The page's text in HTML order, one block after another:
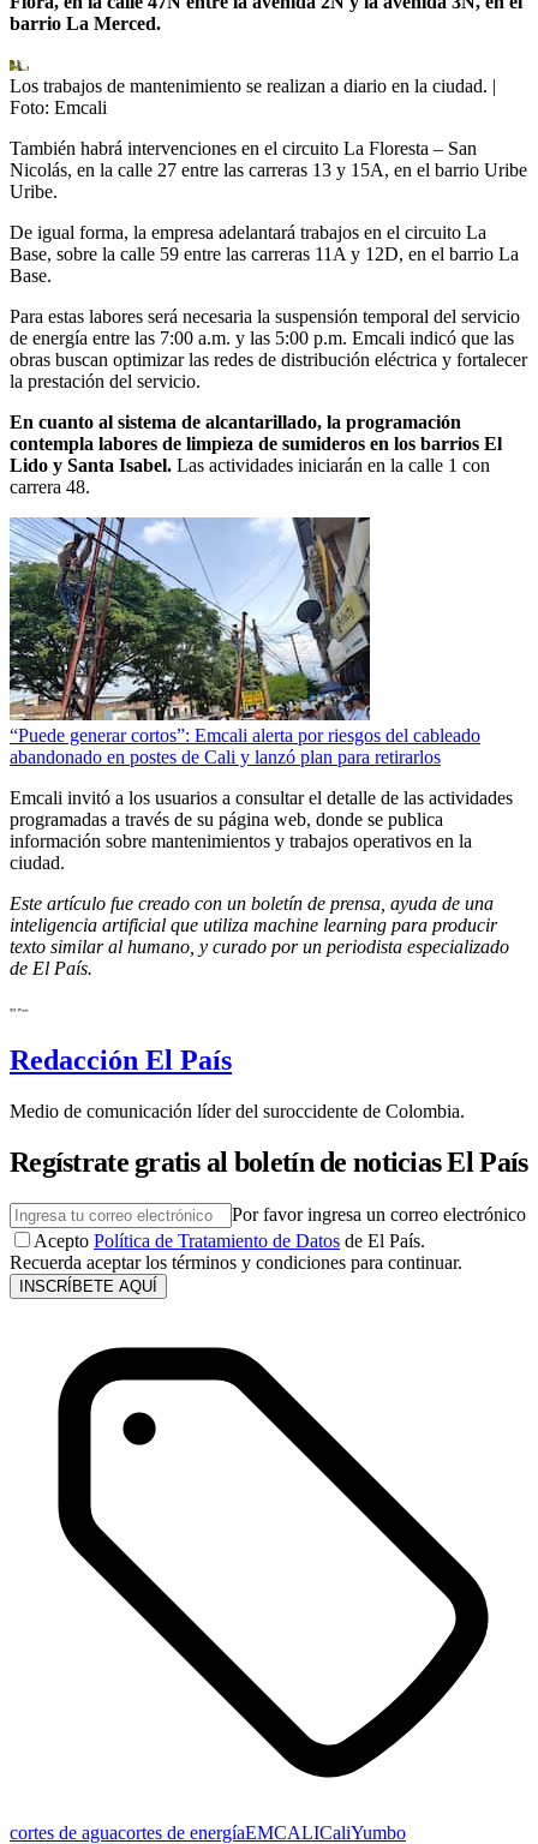
barrio La Merced.
Los trabajos de mantenimiento se realizan a diario en la ciudad. |
Foto: Emcali
También habrá intervenciones en el circuito La Floresta – San
Nicolás, en la calle 27 entre las carreras 13 y 15A, en el barrio Uribe
Uribe.
De igual forma, la empresa adelantará trabajos en el circuito La
Base, sobre la calle 59 entre las carreras 11A y 12D, en el barrio La
Base.
Para estas labores será necesaria la suspensión temporal del servicio
de energía entre las 7:00 a.m. y las 5:00 p.m. Emcali indicó que las
obras buscan optimizar las redes de distribución eléctrica y fortalecer
la prestación del servicio.
En cuanto al sistema de alcantarillado, la programación
contempla labores de limpieza de sumideros en los barrios El
Lido y Santa Isabel. Las actividades iniciarán en la calle 1 con
carrera 48.
“Puede generar cortos”: Emcali alerta por riesgos del cableado
abandonado en postes de Cali y lanzó plan para retirarlos
Emcali invitó a los usuarios a consultar el detalle de las actividades
programadas a través de su página web, donde se publica
información sobre mantenimientos y trabajos operativos en la
ciudad.
Este artículo fue creado con un boletín de prensa, ayuda de una
inteligencia artificial que utiliza machine learning para producir
texto similar al humano, y curado por un periodista especializado
de El País.
Redacción El País
Medio de comunicación líder del suroccidente de Colombia.
Regístrate gratis al boletín de noticias El País
Por favor ingresa un correo electrónico
Acepto Política de Tratamiento de Datos de El País.
Recuerda aceptar los términos y condiciones para continuar.
INSCRÍBETE AQUÍ
cortes de aguacortes de energíaEMCALICaliYumbo